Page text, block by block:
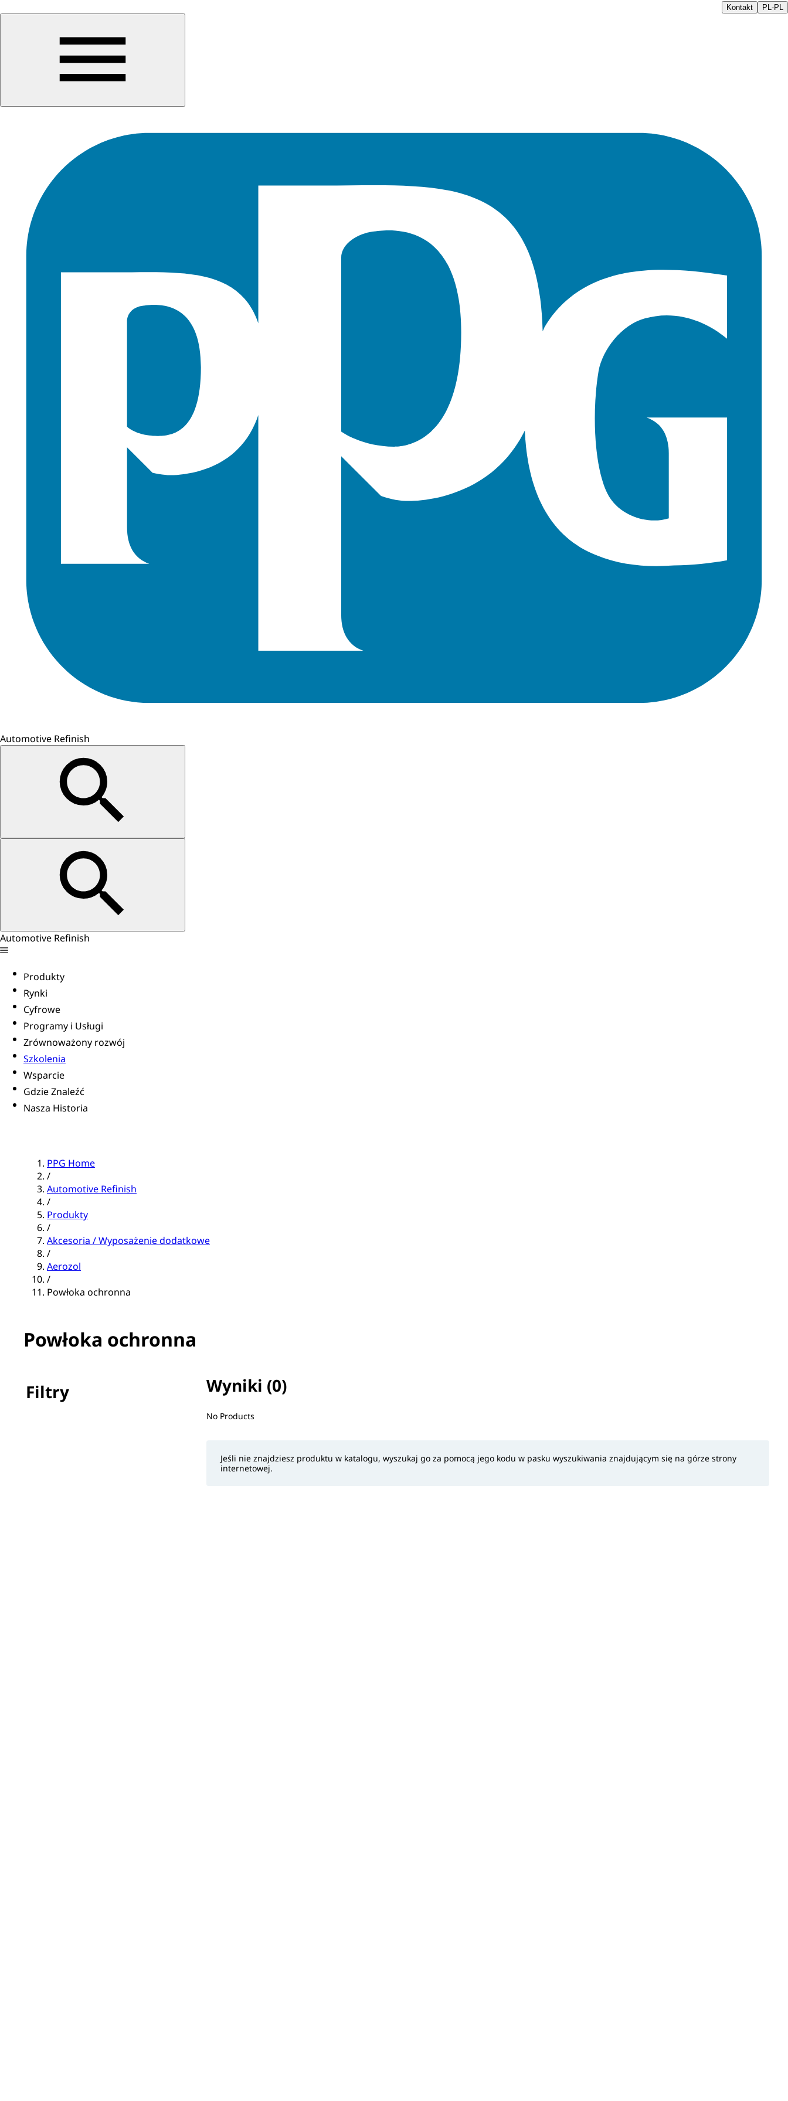
Kontakt PL-PL
Automotive Refinish
Automotive Refinish
Produkty
Rynki
Cyfrowe
Programy i Usługi
Zrównoważony rozwój
Szkolenia
Wsparcie
Gdzie Znaleźć
Nasza Historia
PPG Home
/
Automotive Refinish
/
Produkty
/
Akcesoria / Wyposażenie dodatkowe
/
Aerozol
/
Powłoka ochronna
Powłoka ochronna
Filtry Wyniki (0)
No filter(s) selected
No Products
Jeśli nie znajdziesz produktu w katalogu, wyszukaj go za pomocą jego kodu w pasku wyszukiwania znajdującym się na górze strony
internetowej.